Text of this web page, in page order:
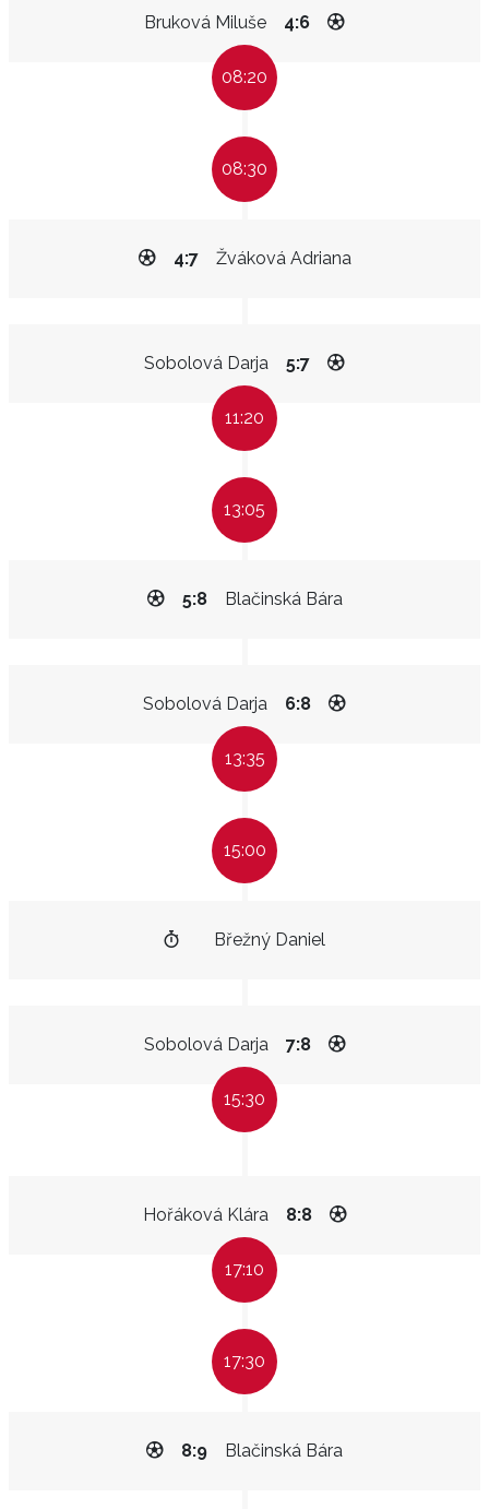
Bruková Miluše 4:6
08:20
08:30
Žváková Adriana
4:7
Sobolová Darja 5:7
11:20
13:05
Blačinská Bára
5:8
Sobolová Darja 6:8
13:35
15:00
Břežný Daniel
Sobolová Darja 7:8
15:30
Hořáková Klára 8:8
17:10
17:30
Blačinská Bára
8:9